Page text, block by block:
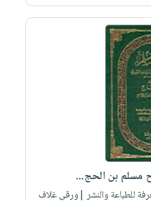
مسلم بن الحج...
للطباعة والنشر |ورقي غلاف